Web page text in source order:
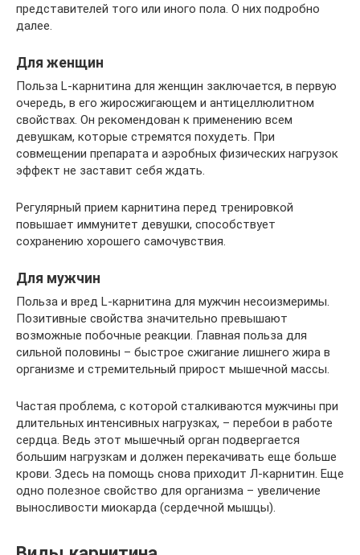
представителей того или иного пола. О них подробно
далее.
Для женщин
Польза L-карнитина для женщин заключается, в первую
очередь, в его жиросжигающем и антицеллюлитном
свойствах. Он рекомендован к применению всем
девушкам, которые стремятся похудеть. При
совмещении препарата и аэробных физических нагрузок
эффект не заставит себя ждать.
Регулярный прием карнитина перед тренировкой
повышает иммунитет девушки, способствует
сохранению хорошего самочувствия.
Для мужчин
Польза и вред L-карнитина для мужчин несоизмеримы.
Позитивные свойства значительно превышают
возможные побочные реакции. Главная польза для
сильной половины – быстрое сжигание лишнего жира в
организме и стремительный прирост мышечной массы.
Частая проблема, с которой сталкиваются мужчины при
длительных интенсивных нагрузках, – перебои в работе
сердца. Ведь этот мышечный орган подвергается
большим нагрузкам и должен перекачивать еще больше
крови. Здесь на помощь снова приходит Л-карнитин. Еще
одно полезное свойство для организма – увеличение
выносливости миокарда (сердечной мышцы).